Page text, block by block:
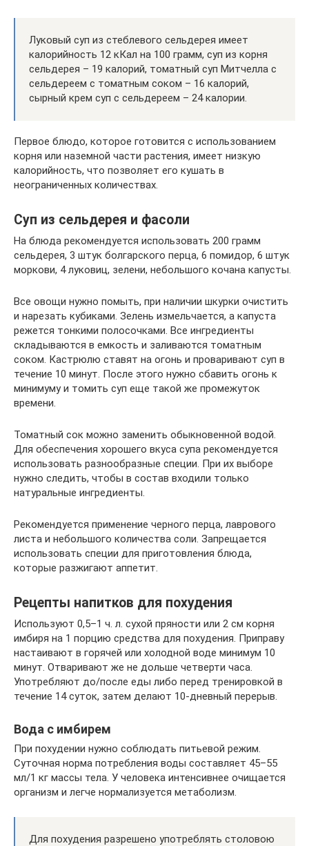
Луковый суп из стеблевого сельдерея имеет
калорийность 12 кКал на 100 грамм, суп из корня
сельдерея – 19 калорий, томатный суп Митчелла с
сельдереем с томатным соком – 16 калорий,
сырный крем суп с сельдереем – 24 калории.
Первое блюдо, которое готовится с использованием
корня или наземной части растения, имеет низкую
калорийность, что позволяет его кушать в
неограниченных количествах.
Суп из сельдерея и фасоли
На блюда рекомендуется использовать 200 грамм
сельдерея, 3 штук болгарского перца, 6 помидор, 6 штук
моркови, 4 луковиц, зелени, небольшого кочана капусты.
Все овощи нужно помыть, при наличии шкурки очистить
и нарезать кубиками. Зелень измельчается, а капуста
режется тонкими полосочками. Все ингредиенты
складываются в емкость и заливаются томатным
соком. Кастрюлю ставят на огонь и проваривают суп в
течение 10 минут. После этого нужно сбавить огонь к
минимуму и томить суп еще такой же промежуток
времени.
Томатный сок можно заменить обыкновенной водой.
Для обеспечения хорошего вкуса супа рекомендуется
использовать разнообразные специи. При их выборе
нужно следить, чтобы в состав входили только
натуральные ингредиенты.
Рекомендуется применение черного перца, лаврового
листа и небольшого количества соли. Запрещается
использовать специи для приготовления блюда,
которые разжигают аппетит.
Рецепты напитков для похудения
Используют 0,5–1 ч. л. сухой пряности или 2 см корня
имбиря на 1 порцию средства для похудения. Приправу
настаивают в горячей или холодной воде минимум 10
минут. Отваривают же не дольше четверти часа.
Употребляют до/после еды либо перед тренировкой в
течение 14 суток, затем делают 10-дневный перерыв.
Вода с имбирем
При похудении нужно соблюдать питьевой режим.
Суточная норма потребления воды составляет 45–55
мл/1 кг массы тела. У человека интенсивнее очищается
организм и легче нормализуется метаболизм.
Для похудения разрешено употреблять столовою